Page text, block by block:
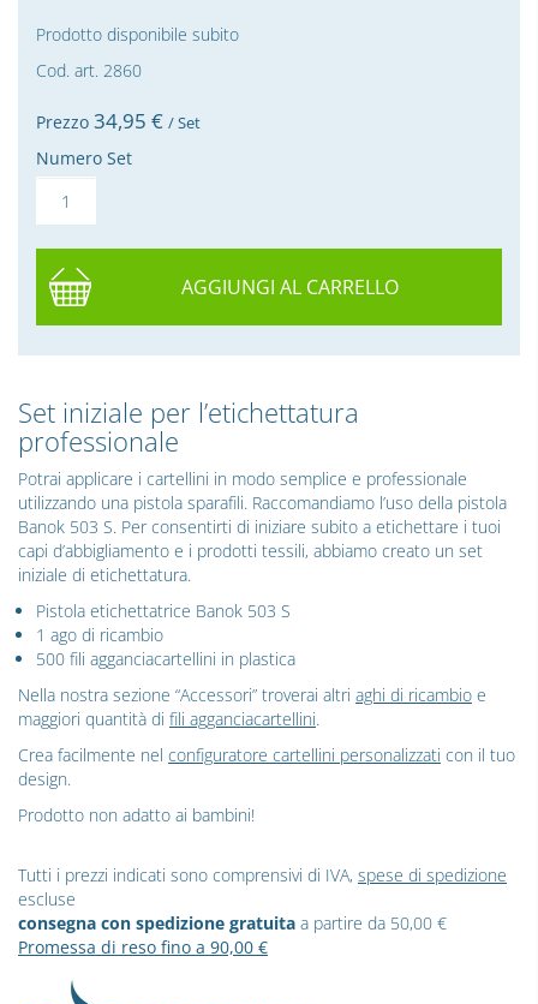
Prodotto disponibile subito
Cod. art. 2860
Prezzo 34,95 € / Set
Numero Set
AGGIUNGI AL CARRELLO
Set iniziale per l’etichettatura
professionale
Potrai applicare i cartellini in modo semplice e professionale
utilizzando una pistola sparafili. Raccomandiamo l’uso della pistola
Banok 503 S. Per consentirti di iniziare subito a etichettare i tuoi
capi d’abbigliamento e i prodotti tessili, abbiamo creato un set
iniziale di etichettatura.
Pistola etichettatrice Banok 503 S
1 ago di ricambio
500 fili agganciacartellini in plastica
Nella nostra sezione “Accessori” troverai altri aghi di ricambio e
maggiori quantità di fili agganciacartellini.
Crea facilmente nel configuratore cartellini personalizzati con il tuo
design.
Prodotto non adatto ai bambini!
Tutti i prezzi indicati sono comprensivi di IVA, spese di spedizione
escluse
consegna con spedizione gratuita a partire da 50,00 €
Promessa di reso fino a 90,00 €